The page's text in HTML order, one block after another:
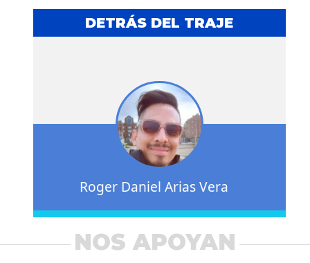
DETRÁS DEL TRAJE
Roger Daniel Arias Vera
NOS APOYAN